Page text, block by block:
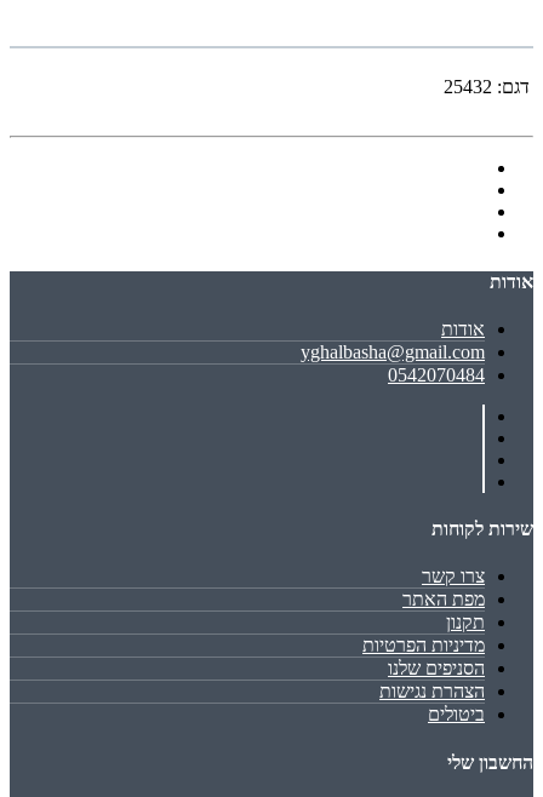
דגם: 25432
אודות
אודות
yghalbasha@gmail.com
0542070484
שירות לקוחות
צרו קשר
מפת האתר
תקנון
מדיניות הפרטיות
הסניפים שלנו
הצהרת נגישות
ביטולים
החשבון שלי